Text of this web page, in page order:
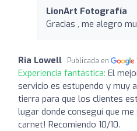
LionArt Fotografía
Gracias , me alegro
Ria Lowell Publicada en
Experiencia fantástica: El
servicio es estupendo y muy
tierra para que los clientes
lugar donde conseguí que
carnet! Recomiendo 10/10.